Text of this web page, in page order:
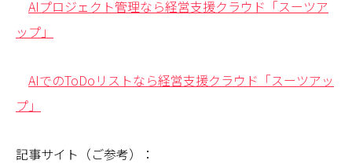
AIプロジェクト管理なら経営支援クラウド「スーツア
ップ」
AIでのToDoリストなら経営支援クラウド「スーツアッ
プ」
記事サイト（ご参考）：